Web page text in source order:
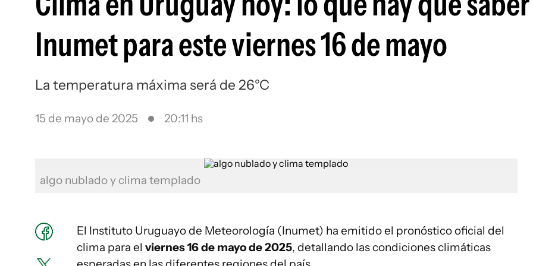
Inumet para este viernes 16 de mayo
La temperatura máxima será de 26°C
15 de mayo de 2025 20:11 hs
algo nublado y clima templado
El Instituto Uruguayo de Meteorología (Inumet) ha emitido el pronóstico oficial del
clima para el viernes 16 de mayo de 2025, detallando las condiciones climáticas